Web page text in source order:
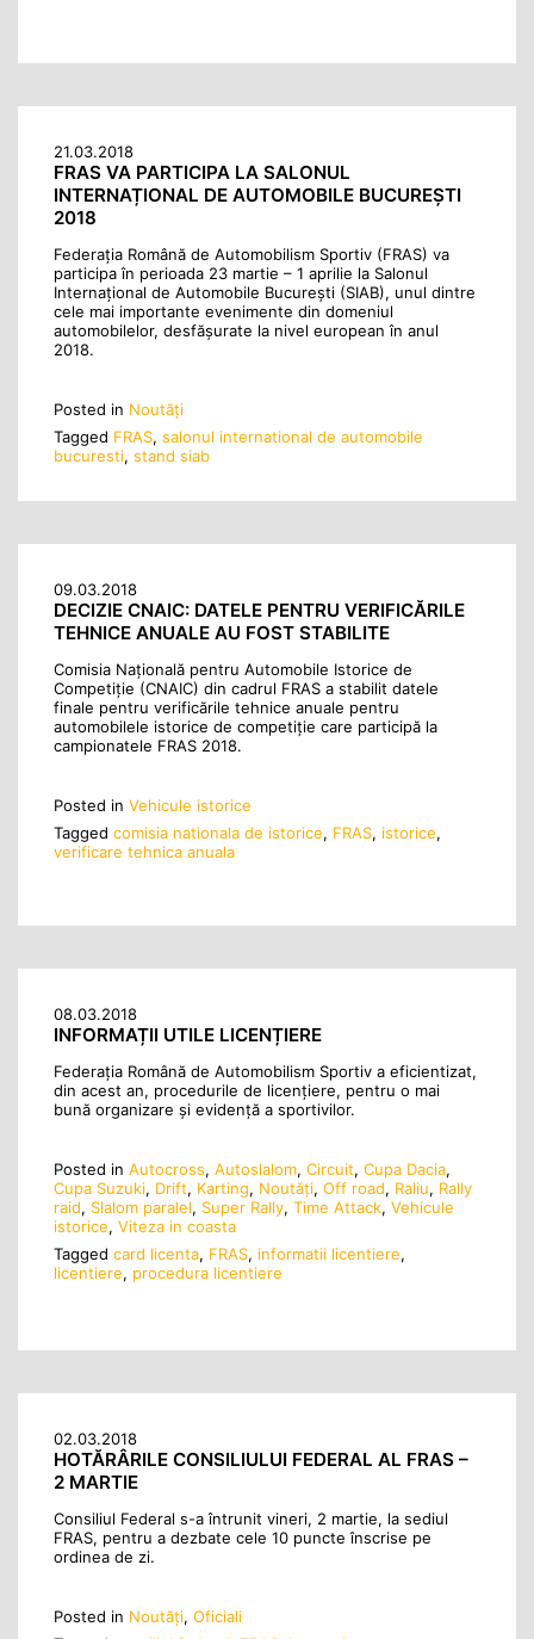
21.03.2018
FRAS VA PARTICIPA LA SALONUL
INTERNAȚIONAL DE AUTOMOBILE BUCUREȘTI
2018
Federația Română de Automobilism Sportiv (FRAS) va
participa în perioada 23 martie – 1 aprilie la Salonul
Internațional de Automobile București (SIAB), unul dintre
cele mai importante evenimente din domeniul
automobilelor, desfășurate la nivel european în anul
2018.
Posted in Noutăţi
Tagged FRAS, salonul international de automobile
bucuresti, stand siab
09.03.2018
DECIZIE CNAIC: DATELE PENTRU VERIFICĂRILE
TEHNICE ANUALE AU FOST STABILITE
Comisia Națională pentru Automobile Istorice de
Competiție (CNAIC) din cadrul FRAS a stabilit datele
finale pentru verificările tehnice anuale pentru
automobilele istorice de competiție care participă la
campionatele FRAS 2018.
Posted in Vehicule istorice
Tagged comisia nationala de istorice, FRAS, istorice,
verificare tehnica anuala
08.03.2018
INFORMAȚII UTILE LICENȚIERE
Federația Română de Automobilism Sportiv a eficientizat,
din acest an, procedurile de licențiere, pentru o mai
bună organizare și evidență a sportivilor.
Posted in Autocross, Autoslalom, Circuit, Cupa Dacia,
Cupa Suzuki, Drift, Karting, Noutăţi, Off road, Raliu, Rally
raid, Slalom paralel, Super Rally, Time Attack, Vehicule
istorice, Viteza in coasta
Tagged card licenta, FRAS, informatii licentiere,
licentiere, procedura licentiere
02.03.2018
HOTĂRÂRILE CONSILIULUI FEDERAL AL FRAS –
2 MARTIE
Consiliul Federal s-a întrunit vineri, 2 martie, la sediul
FRAS, pentru a dezbate cele 10 puncte înscrise pe
ordinea de zi.
Posted in Noutăţi, Oficiali